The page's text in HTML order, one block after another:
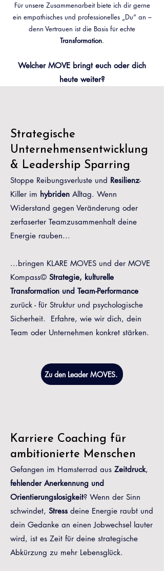
Für unsere Zusammenarbeit biete ich dir gerne
ein empathisches und professionelles „Du“ an –
denn Vertrauen ist die Basis für echte
Transformation.
Welcher MOVE bringt euch oder dich
heute weiter?
Strategische
Unternehmensentwicklung
& Leadership Sparring
Stoppe Reibungsverluste und Resilienz-
Killer im hybriden Alltag. Wenn
Widerstand gegen Veränderung oder
zerfaserter Teamzusammenhalt deine
Energie rauben...
...bringen KLARE MOVES und der MOVE
Kompass© Strategie, kulturelle
Transformation und Team-Performance
zurück - für Struktur und psychologische
Sicherheit. ​ Erfahre, wie wir dich, dein
Team oder Unternehmen konkret stärken.
Zu den Leader MOVES.
Karriere Coaching für
ambitionierte Menschen
Gefangen im Hamsterrad aus Zeitdruck,
fehlender Anerkennung und
Orientierungslosigkeit? Wenn der Sinn
schwindet, Stress deine Energie raubt und
dein Gedanke an einen Jobwechsel lauter
wird, ist es Zeit für deine strategische
Abkürzung zu mehr Lebensglück.